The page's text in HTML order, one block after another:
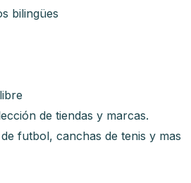
bilingües
de tiendas y marcas.
futbol, canchas de tenis y mas